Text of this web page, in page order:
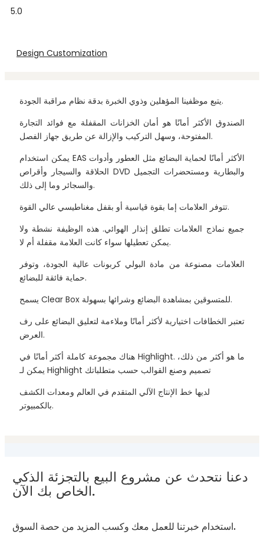
5.0
Design Customization
يتبع موظفينا المؤهلين وذوي الخبرة بدقة نظام مراقبة الجودة.
الصندوق الأكثر أمانًا هو أمان الخزانات المقفلة مع فوائد التجارة
المفتوحة، وسهل التركيب والإزالة عن طريق جهاز الفصل.
يمكن استخدام EAS الأكثر أمانًا لحماية البضائع مثل العطور وأدوات
الحلاقة والسيجار وأقراص DVD والبطارية ومستحضرات التجميل
والسجائر وما إلى ذلك.
تتوفر العلامات إما بقوة قياسية أو بقفل مغناطيسي عالي القوة.
جميع نماذج العلامات تطلق إنذار الهوائي. هذه الوظيفة نشطة ولا
يمكن تعطيلها سواء كانت العلامة مقفلة أم لا.
العلامات مصنوعة من مادة البولي كربونات عالية الجودة، وتوفر
حماية فائقة للبضائع.
يسمح Clear Box للمتسوقين بمشاهدة البضائع وشرائها بسهولة.
تعتبر الخطافات اختيارية لأكثر أمانًا وملاءمة لتعليق البضائع على رف
العرض.
هناك مجموعة كاملة أكثر أمانًا في Highlight. ما هو أكثر من ذلك،
لديها خط الإنتاج الآلي المتقدم في العالم ومعدات الكشف
بالكمبيوتر.
دعنا نتحدث عن مشروع البيع بالتجزئة الذكي
الخاص بك الآن.
استخدام خبرتنا للعمل معك وكسب المزيد من حصة السوق.